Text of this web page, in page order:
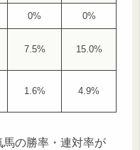
0% 0%
7.5% 15.0%
1.6% 4.9%
の勝率・連対率が